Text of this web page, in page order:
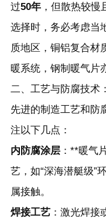
过50年，但散热较慢
选择时，务必考虑当
质地区，铜铝复合材
暖系统，钢制暖气片
二、工艺与防腐技术
先进的制造工艺和防
注以下几点：
内防腐涂层：**暖气
艺，如“深海潜艇级”
属接触。
焊接工艺：激光焊接